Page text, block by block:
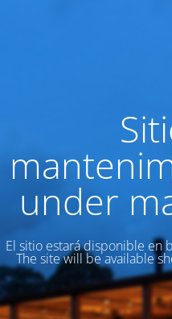
under
El sitio estará disponible en
The site will be available